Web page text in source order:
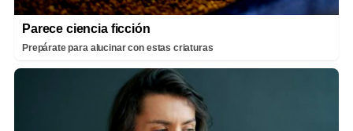
Parece ciencia ficción
Prepárate para alucinar con estas criaturas